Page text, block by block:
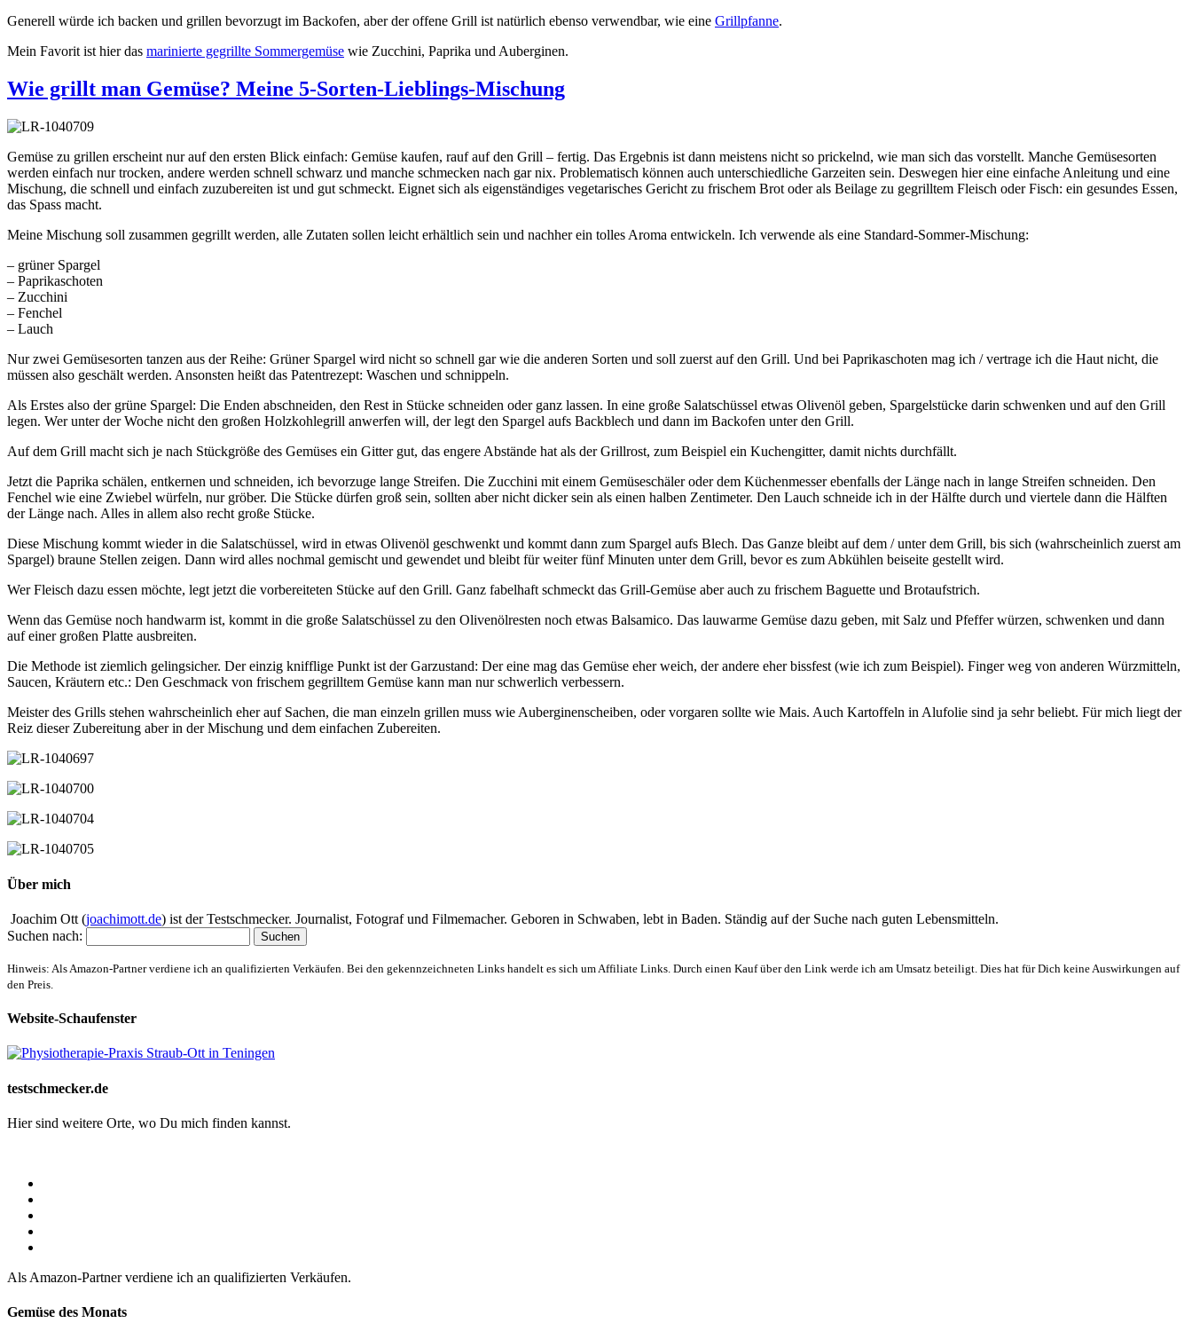
Generell würde ich backen und grillen bevorzugt im Backofen, aber der offene Grill ist natürlich ebenso verwendbar, wie eine Grillpfanne.
Mein Favorit ist hier das marinierte gegrillte Sommergemüse wie Zucchini, Paprika und Auberginen.
Wie grillt man Gemüse? Meine 5-Sorten-Lieblings-Mischung
Gemüse zu grillen erscheint nur auf den ersten Blick einfach: Gemüse kaufen, rauf auf den Grill – fertig. Das Ergebnis ist dann meistens nicht so prickelnd, wie man sich das vorstellt. Manche Gemüsesorten
werden einfach nur trocken, andere werden schnell schwarz und manche schmecken nach gar nix. Problematisch können auch unterschiedliche Garzeiten sein. Deswegen hier eine einfache Anleitung und eine
Mischung, die schnell und einfach zuzubereiten ist und gut schmeckt. Eignet sich als eigenständiges vegetarisches Gericht zu frischem Brot oder als Beilage zu gegrilltem Fleisch oder Fisch: ein gesundes Essen,
das Spass macht.
Meine Mischung soll zusammen gegrillt werden, alle Zutaten sollen leicht erhältlich sein und nachher ein tolles Aroma entwickeln. Ich verwende als eine Standard-Sommer-Mischung:
– grüner Spargel
– Paprikaschoten
– Zucchini
– Fenchel
– Lauch
Nur zwei Gemüsesorten tanzen aus der Reihe: Grüner Spargel wird nicht so schnell gar wie die anderen Sorten und soll zuerst auf den Grill. Und bei Paprikaschoten mag ich / vertrage ich die Haut nicht, die
müssen also geschält werden. Ansonsten heißt das Patentrezept: Waschen und schnippeln.
Als Erstes also der grüne Spargel: Die Enden abschneiden, den Rest in Stücke schneiden oder ganz lassen. In eine große Salatschüssel etwas Olivenöl geben, Spargelstücke darin schwenken und auf den Grill
legen. Wer unter der Woche nicht den großen Holzkohlegrill anwerfen will, der legt den Spargel aufs Backblech und dann im Backofen unter den Grill.
Auf dem Grill macht sich je nach Stückgröße des Gemüses ein Gitter gut, das engere Abstände hat als der Grillrost, zum Beispiel ein Kuchengitter, damit nichts durchfällt.
Jetzt die Paprika schälen, entkernen und schneiden, ich bevorzuge lange Streifen. Die Zucchini mit einem Gemüseschäler oder dem Küchenmesser ebenfalls der Länge nach in lange Streifen schneiden. Den
Fenchel wie eine Zwiebel würfeln, nur gröber. Die Stücke dürfen groß sein, sollten aber nicht dicker sein als einen halben Zentimeter. Den Lauch schneide ich in der Hälfte durch und viertele dann die Hälften
der Länge nach. Alles in allem also recht große Stücke.
Diese Mischung kommt wieder in die Salatschüssel, wird in etwas Olivenöl geschwenkt und kommt dann zum Spargel aufs Blech. Das Ganze bleibt auf dem / unter dem Grill, bis sich (wahrscheinlich zuerst am
Spargel) braune Stellen zeigen. Dann wird alles nochmal gemischt und gewendet und bleibt für weiter fünf Minuten unter dem Grill, bevor es zum Abkühlen beiseite gestellt wird.
Wer Fleisch dazu essen möchte, legt jetzt die vorbereiteten Stücke auf den Grill. Ganz fabelhaft schmeckt das Grill-Gemüse aber auch zu frischem Baguette und Brotaufstrich.
Wenn das Gemüse noch handwarm ist, kommt in die große Salatschüssel zu den Olivenölresten noch etwas Balsamico. Das lauwarme Gemüse dazu geben, mit Salz und Pfeffer würzen, schwenken und dann
auf einer großen Platte ausbreiten.
Die Methode ist ziemlich gelingsicher. Der einzig knifflige Punkt ist der Garzustand: Der eine mag das Gemüse eher weich, der andere eher bissfest (wie ich zum Beispiel). Finger weg von anderen Würzmitteln,
Saucen, Kräutern etc.: Den Geschmack von frischem gegrilltem Gemüse kann man nur schwerlich verbessern.
Meister des Grills stehen wahrscheinlich eher auf Sachen, die man einzeln grillen muss wie Auberginenscheiben, oder vorgaren sollte wie Mais. Auch Kartoffeln in Alufolie sind ja sehr beliebt. Für mich liegt der
Reiz dieser Zubereitung aber in der Mischung und dem einfachen Zubereiten.
Über mich
Joachim Ott (joachimott.de) ist der Testschmecker. Journalist, Fotograf und Filmemacher. Geboren in Schwaben, lebt in Baden. Ständig auf der Suche nach guten Lebensmitteln.
Suchen nach:
Hinweis: Als Amazon-Partner verdiene ich an qualifizierten Verkäufen. Bei den gekennzeichneten Links handelt es sich um Affiliate Links. Durch einen Kauf über den Link werde ich am Umsatz beteiligt. Dies hat für Dich keine Auswirkungen auf
den Preis.
Website-Schaufenster
testschmecker.de
Hier sind weitere Orte, wo Du mich finden kannst.
Als Amazon-Partner verdiene ich an qualifizierten Verkäufen.
Gemüse des Monats